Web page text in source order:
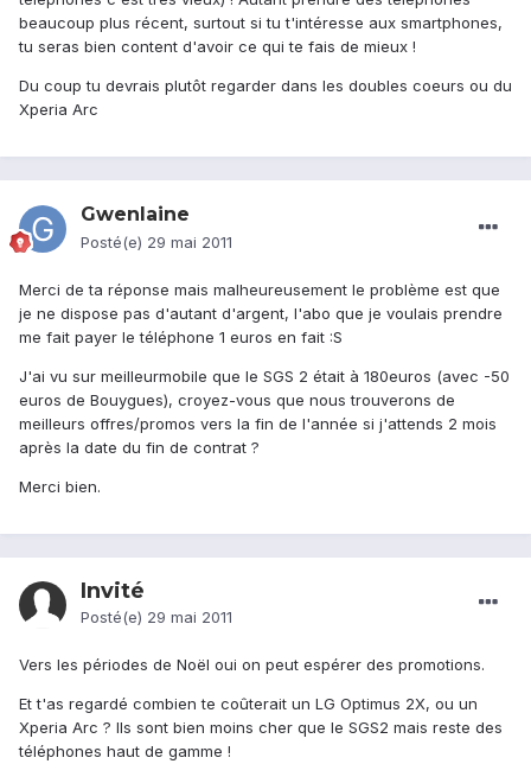
beaucoup plus récent, surtout si tu t'intéresse aux smartphones,
tu seras bien content d'avoir ce qui te fais de mieux !
Du coup tu devrais plutôt regarder dans les doubles coeurs ou du
Xperia Arc
Gwenlaine
Posté(e) 29 mai 2011
Merci de ta réponse mais malheureusement le problème est que
je ne dispose pas d'autant d'argent, l'abo que je voulais prendre
me fait payer le téléphone 1 euros en fait :S
J'ai vu sur meilleurmobile que le SGS 2 était à 180euros (avec -50
euros de Bouygues), croyez-vous que nous trouverons de
meilleurs offres/promos vers la fin de l'année si j'attends 2 mois
après la date du fin de contrat ?
Merci bien.
Invité
Posté(e) 29 mai 2011
Vers les périodes de Noël oui on peut espérer des promotions.
Et t'as regardé combien te coûterait un LG Optimus 2X, ou un
Xperia Arc ? Ils sont bien moins cher que le SGS2 mais reste des
téléphones haut de gamme !